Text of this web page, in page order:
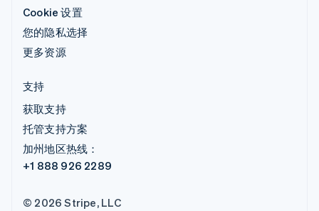
Cookie 设置
您的隐私选择
更多资源
支持
获取支持
托管支持方案
加州地区热线：
+1 888 926 2289
© 2026 Stripe, LLC